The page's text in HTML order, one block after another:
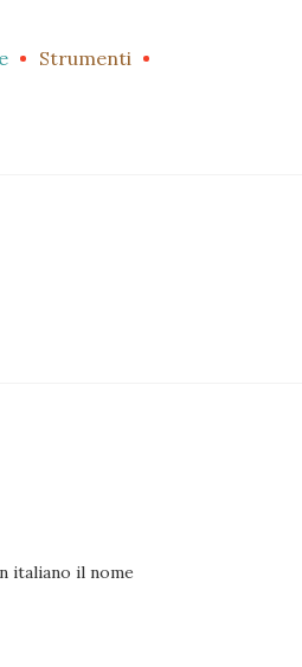
Strumenti
italiano il nome